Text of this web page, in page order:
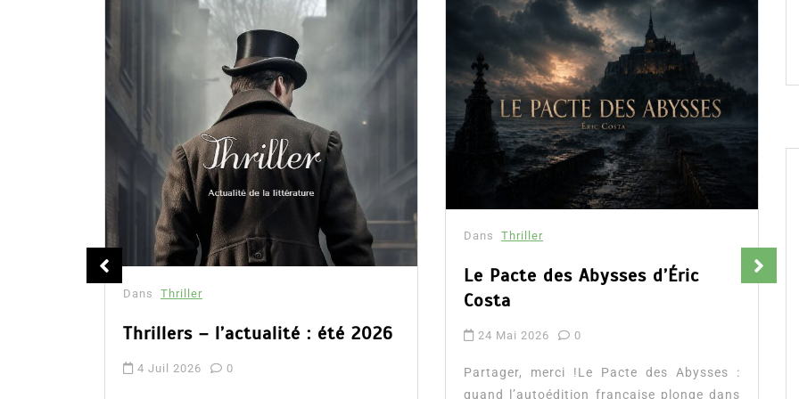
Dans Thriller
Thrillers – l’actualité : été 2026
4 Juil 2026 0
Dans Thriller
Le Pacte des Abysses d’Éric
Costa
24 Mai 2026 0
Partager, merci !Le Pacte des Abysses :
quand l’autoédition française plonge dans